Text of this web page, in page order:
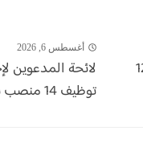
توظيف 12
أغسطس 6, 2026
لائحة المدعوين
توظيف 14 منصب بالشركة الجهوية...